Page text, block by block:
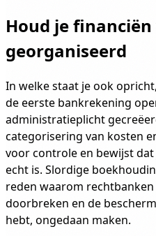
Houd je
georganiseerd
In welke staat je ook
de eerste bankrekening
administratieplicht
categorisering van kosten
voor controle en bewijst
echt is. Slordige
reden waarom
doorbreken en de
hebt, ongedaan maken.